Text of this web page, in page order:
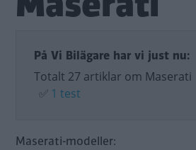
På Vi Bilägare har vi just nu:
Totalt 27 artiklar om Maserati
✅ 1 test
Maserati-modeller: